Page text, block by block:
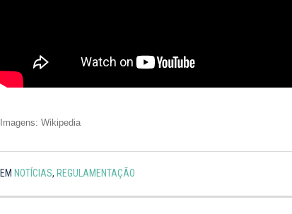
Imagens: Wikipedia
EM NOTÍCIAS, REGULAMENTAÇÃO